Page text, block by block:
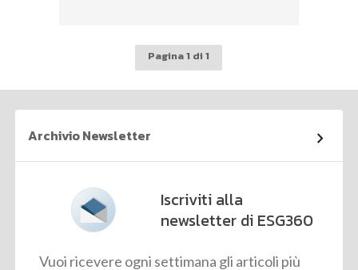
Pagina 1 di 1
Archivio Newsletter
Iscriviti alla
newsletter di ESG360
Vuoi ricevere ogni settimana gli articoli più